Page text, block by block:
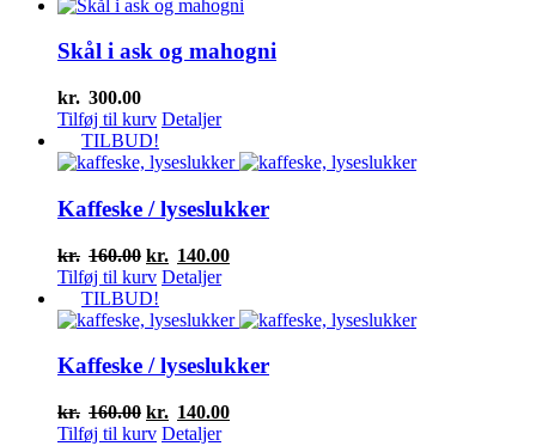
Skål i ask og mahogni
kr. 300.00
Tilføj til kurv Detaljer
TILBUD!
Kaffeske / lyseslukker
kr. 160.00 Den
oprindelige
pris
var:
kr. 140.00Den
er:
Tilføj til kurv Detaljer
TILBUD!
Kaffeske / lyseslukker
kr. 160.00 Den
oprindelige
kr. 140.00Den
Tilføj til kurv Detaljer